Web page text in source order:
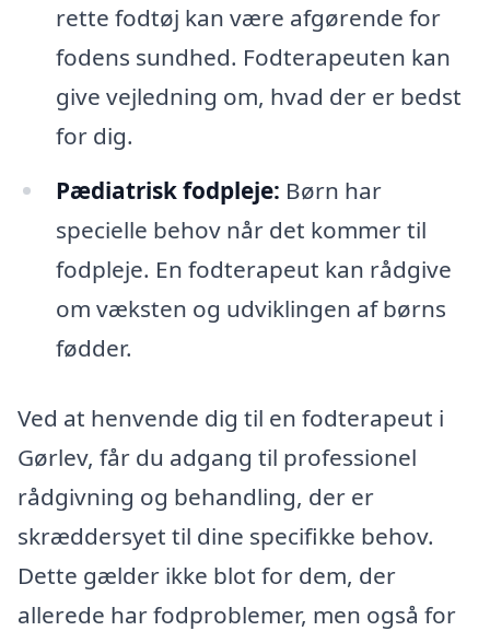
rette fodtøj kan være afgørende for
fodens sundhed. Fodterapeuten kan
give vejledning om, hvad der er bedst
for dig.
Pædiatrisk fodpleje: Børn har
specielle behov når det kommer til
fodpleje. En fodterapeut kan rådgive
om væksten og udviklingen af børns
fødder.
Ved at henvende dig til en fodterapeut i
Gørlev, får du adgang til professionel
rådgivning og behandling, der er
skræddersyet til dine specifikke behov.
Dette gælder ikke blot for dem, der
allerede har fodproblemer, men også for